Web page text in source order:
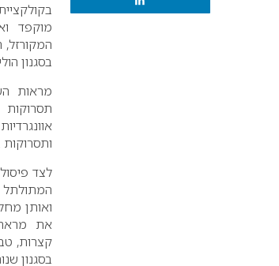
מוקפד
המקורזל,
בסגנון
מראות
ותסרוקות
לצד
ואותן
את
קצרות,
בסגנון שנות ה-